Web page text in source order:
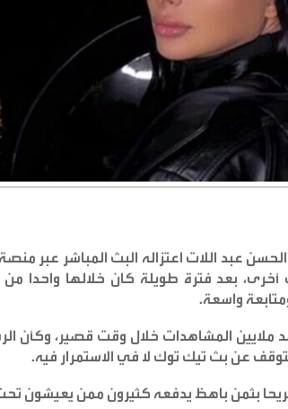
الحسن عبد اللات اعتزاله البث المباشر عبر
بعد فترة طويلة كان خلالها واحدا من
واسعة.
ملايين المشاهدات خلال وقت قصير، وكأن
عن بث تيك توك لا في الاستمرار فيه.
بثمن باهظ يدفعه كثيرون ممن يعيشون